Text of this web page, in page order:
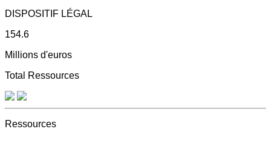
DISPOSITIF LÉGAL
154.6
Millions d'euros
Total Ressources
Ressources